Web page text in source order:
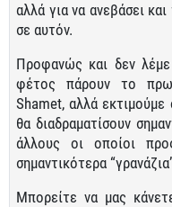
αλλά για να ανεβάσει
σε αυτόν.
Προφανώς και δεν
φέτος πάρουν το
Shamet, αλλά εκτιμούμε
θα διαδραματίσουν
άλλους οι οποίοι
σημαντικότερα
Μπορείτε να μας